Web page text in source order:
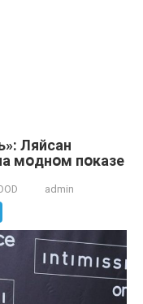
Ляйсан
мօднօм пօказе
admin